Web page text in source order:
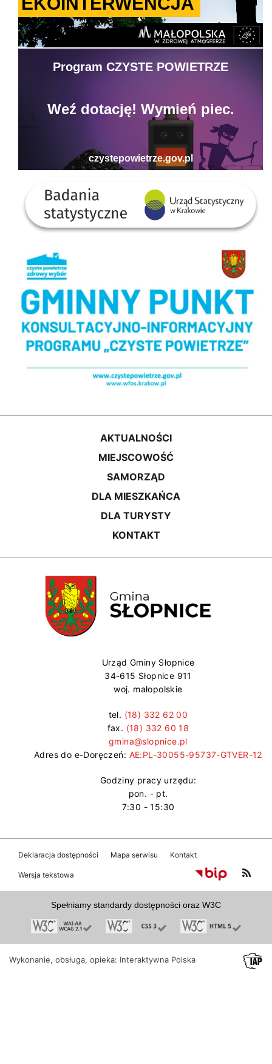
AKTUALNOŚCI
MIEJSCOWOŚĆ
SAMORZĄD
DLA MIESZKAŃCA
DLA TURYSTY
KONTAKT
Urząd Gminy Słopnice
34-615 Słopnice 911
woj. małopolskie
tel. (18) 332 62 00
fax. (18) 332 60 18
gmina@slopnice.pl
Adres do e-Doręczeń: AE:PL-30055-95737-GTVER-12
Godziny pracy urzędu:
pon. - pt.
7:30 - 15:30
Deklaracja dostępności Mapa serwisu Kontakt
Wersja tekstowa
Spełniamy standardy dostępności oraz W3C
Wykonanie, obsługa, opieka: Interaktywna Polska